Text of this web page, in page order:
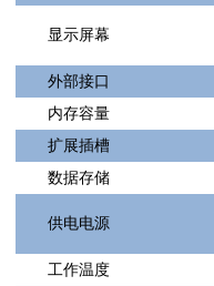
显示屏幕
外部接口
内存容量
扩展插槽
数据存储
供电电源
工作温度